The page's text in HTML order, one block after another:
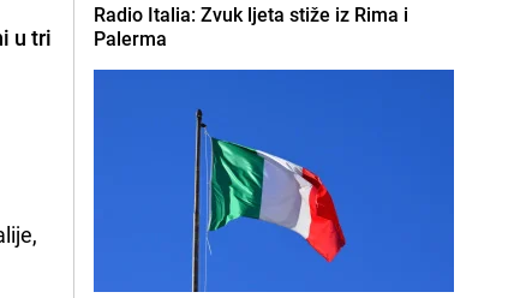
u tri
Radio Italia: Zvuk ljeta stiže iz Rima i
Palerma